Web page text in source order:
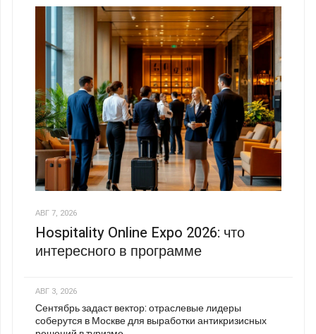
АВГ 7, 2026
Hospitality Online Expo 2026: что
интересного в программе
АВГ 3, 2026
Сентябрь задаст вектор: отраслевые лидеры
соберутся в Москве для выработки антикризисных